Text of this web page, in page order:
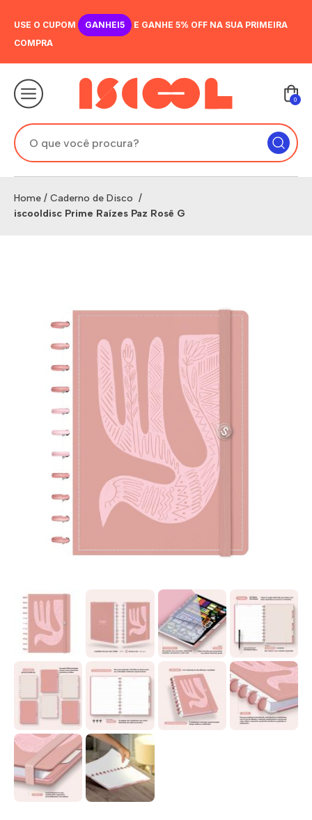
USE O CUPOM GANHEI5
E GANHE 5% OFF NA SUA PRIMEIRA
COMPRA
0
Home / Caderno de Disco /
iscooldisc Prime Raízes Paz Rosê G